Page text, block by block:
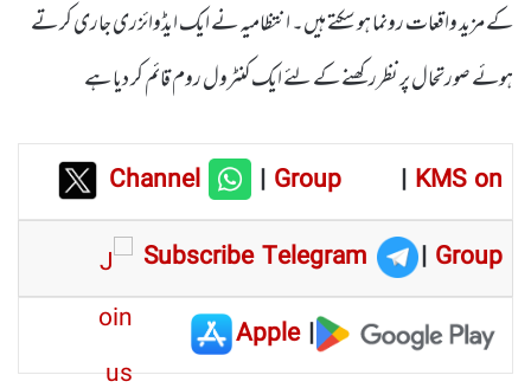
کے مزید واقعات رونما ہو سکتے ہیں۔ انتظامیہ نے ایک ایڈوائزری جاری کر تے
ہوئے صورتحال پر نظررکھنے کے لئے ایک کنٹرول روم قائم کر دیا ہے
Channel |Group | KMS on
Subscribe Telegram
| Group
|
Apple